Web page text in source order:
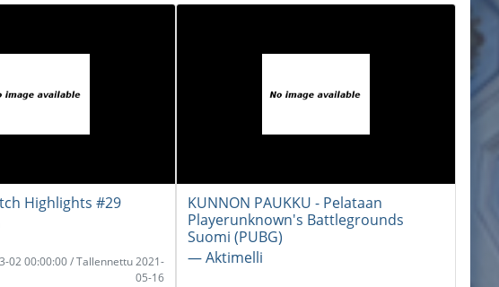
Highlights #29
02 00:00:00 / Tallennettu 2021-
05-16
KUNNON PAUKKU - Pelataan
Playerunknown's Battlegrounds
Suomi (PUBG)
― Aktimelli